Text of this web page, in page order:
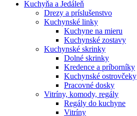
Kuchyňa a Jedáleň
Drezy a príslušenstvo
Kuchynské linky
Kuchyne na mieru
Kuchynské zostavy
Kuchynské skrinky
Dolné skrinky
Kredence a príborníky
Kuchynské ostrovčeky
Pracovné dosky
Vitríny, komody, regály
Regály do kuchyne
Vitríny